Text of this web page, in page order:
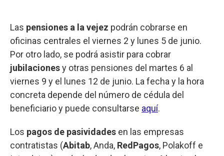
Las pensiones a la vejez podrán cobrarse en
oficinas centrales el viernes 2 y lunes 5 de junio.
Por otro lado, se podrá asistir para cobrar
jubilacionesy otras pensiones del martes 6 al
viernes 9 y el lunes 12 de junio. La fecha y la hora
concreta depende del número de cédula del
beneficiario y puede consultarse aquí.
Los pagos de pasividades en las empresas
contratistas (Abitab, Anda, RedPagos, Polakoff e